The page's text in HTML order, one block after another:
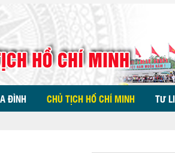
ĐÌNH CHỦ TỊCH HỒ CHÍ MINH TƯ